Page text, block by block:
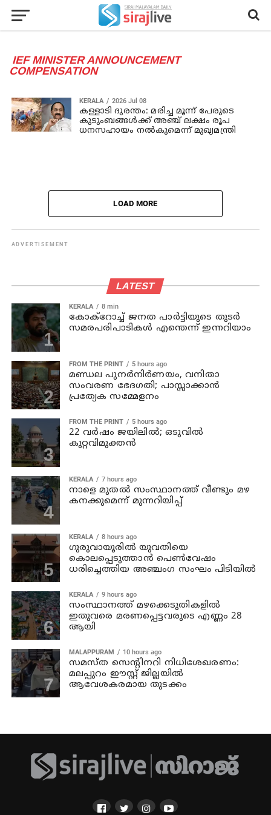
IEF MINISTER ANNOUNCEMENT
COMPENSATION
KERALA 2026 Jul 08
കള്ളാടി ദുരന്തം: മരിച്ച മൂന്ന് പേരുടെ
കുടുംബങ്ങള്‍ക്ക് അഞ്ച് ലക്ഷം രൂപ
ധനസഹായം നൽകുമെന്ന് മുഖ്യമന്ത്രി
LOAD MORE
ADVERTISEMENT
LATEST
KERALA 8 min
കോക്റോച്ച് ജനത പാര്‍ട്ടിയുടെ തുടര്‍
സമരപരിപാടികള്‍ എന്തെന്ന് ഇന്നറിയാം
FROM THE PRINT 5 hours ago
മണ്ഡല പുനർനിർണയം, വനിതാ
സംവരണ ഭേദഗതി; പാസ്സാക്കാൻ
പ്രത്യേക സമ്മേളനം
FROM THE PRINT 5 hours ago
22 വർഷം ജയിലിൽ; ഒടുവിൽ
കുറ്റവിമുക്തൻ
KERALA 7 hours ago
നാളെ മുതല്‍ സംസ്ഥാനത്ത് വീണ്ടും മഴ
കനക്കുമെന്ന് മുന്നറിയിപ്പ്
KERALA 8 hours ago
ഗുരുവായൂരില്‍ യുവതിയെ
കൊലപ്പെടുത്താന്‍ പെണ്‍വേഷം
ധരിച്ചെത്തിയ അഞ്ചംഗ സംഘം പിടിയില്‍
KERALA 9 hours ago
സംസ്ഥാനത്ത് മഴക്കെടുതികളില്‍
ഇതുവരെ മരണപ്പെട്ടവരുടെ എണ്ണം 28
ആയി
MALAPPURAM 10 hours ago
സമസ്ത സെന്റിനറി നിധിശേഖരണം:
മലപ്പുറം ഈസ്റ്റ് ജില്ലയിൽ
ആവേശകരമായ തുടക്കം